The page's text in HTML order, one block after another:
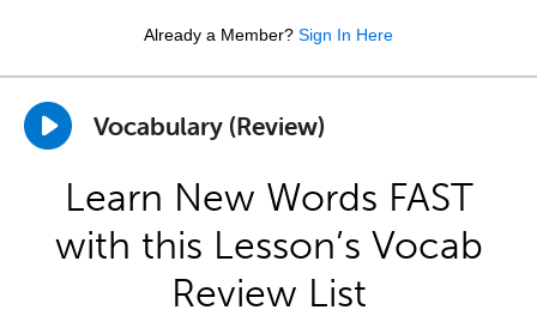
Already a Member? Sign In Here
Vocabulary (Review)
Learn New Words FAST
with this Lesson’s Vocab
Review List